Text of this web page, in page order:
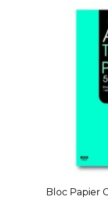
Bloc Papier